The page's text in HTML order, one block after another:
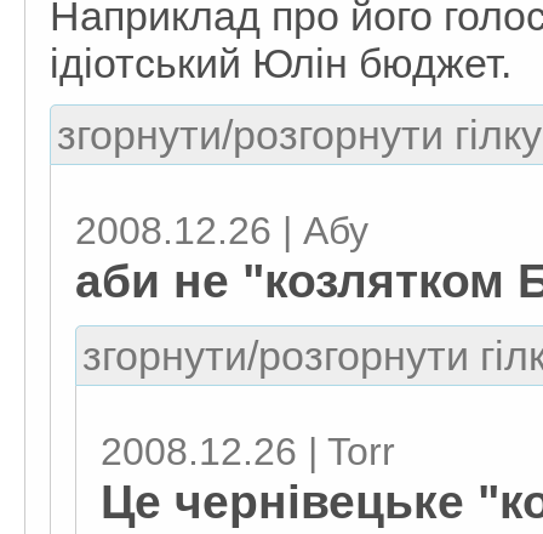
Наприклад про його
ідіотський Юлін бюджет.
згорнути/розгорнути
2008.12.26 | Абу
аби не "козлятком
згорнути/розгорнути
2008.12.26 | Torr
Це чернівецьке